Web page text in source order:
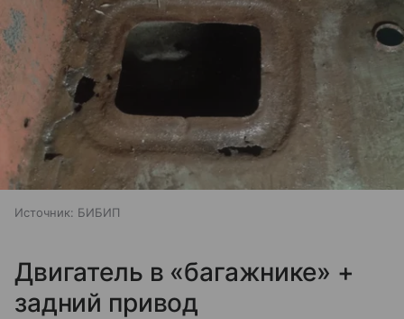
Источник: БИБИП
Двигатель в «багажнике» +
задний привод